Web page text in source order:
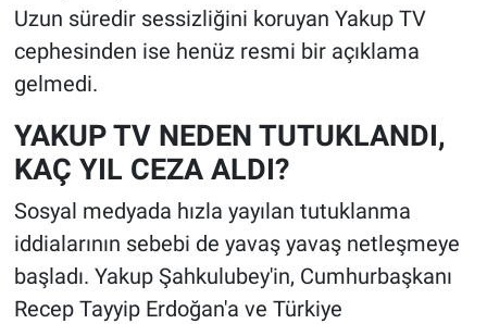
Uzun süredir sessizliğini koruyan Yakup TV
cephesinden ise henüz resmi bir açıklama
gelmedi.
YAKUP TV NEDEN TUTUKLANDI,
KAÇ YIL CEZA ALDI?
Sosyal medyada hızla yayılan tutuklanma
iddialarının sebebi de yavaş yavaş netleşmeye
başladı. Yakup Şahkulubey'in, Cumhurbaşkanı
Recep Tayyip Erdoğan'a ve Türkiye